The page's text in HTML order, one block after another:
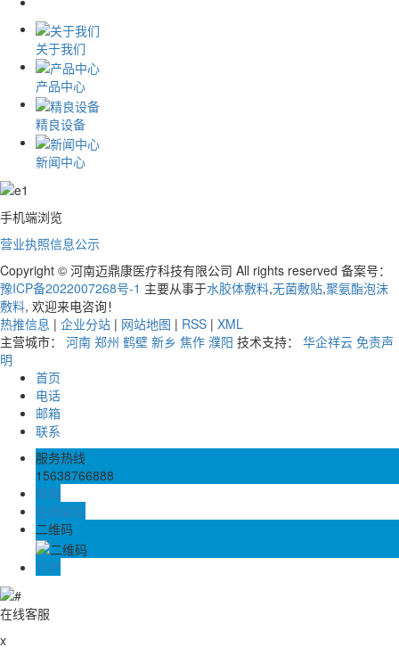
关于我们
产品中心
精良设备
新闻中心
手机端浏览
营业执照信息公示
Copyright © 河南迈鼎康医疗科技有限公司 All rights reserved 备案号：
豫ICP备2022007268号-1 主要从事于水胶体敷料,无菌敷贴,聚氨酯泡沫
敷料, 欢迎来电咨询！
热推信息 | 企业分站 | 网站地图 | RSS | XML
主营城市： 河南 郑州 鹤壁 新乡 焦作 濮阳 技术支持： 华企祥云 免责声
明
首页
电话
邮箱
联系
服务热线
15638766888
邮箱
在线留言
二维码
TOP
在线客服
x